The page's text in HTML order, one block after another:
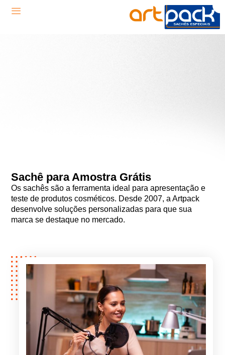
Sachê para Amostra Grátis
Os sachês são a ferramenta ideal para apresentação e
teste de produtos cosméticos. Desde 2007, a Artpack
desenvolve soluções personalizadas para que sua
marca se destaque no mercado.